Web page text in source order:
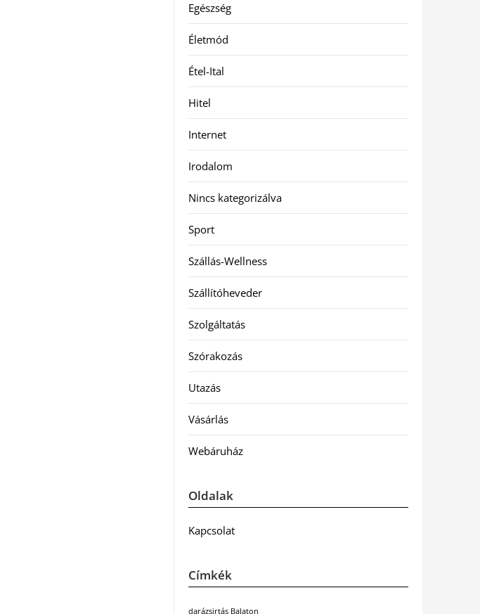
Egészség
Életmód
Étel-Ital
Hitel
Internet
Irodalom
Nincs kategorizálva
Sport
Szállás-Wellness
Szállítóheveder
Szolgáltatás
Szórakozás
Utazás
Vásárlás
Webáruház
Oldalak
Kapcsolat
Címkék
darázsirtás Balaton